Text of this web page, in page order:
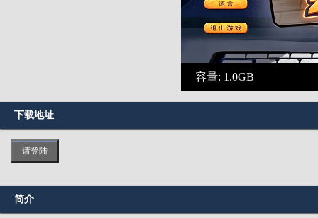
容量: 1.0GB
下载地址
请登陆
简介